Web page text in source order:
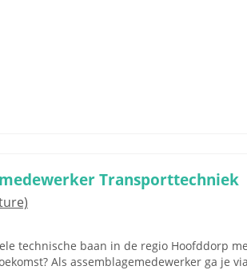
Transporttechniek
technische baan in de regio Hoofddorp
Als assemblagemedewerker ga je